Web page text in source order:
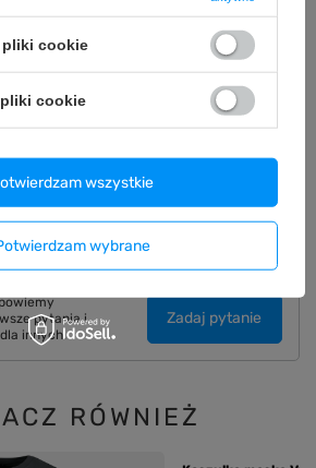
Masz pytania?
pytania i
innych.
Zadaj pytanie
RÓWNIEŻ
cookie
cookie
wybrane
wszystkie